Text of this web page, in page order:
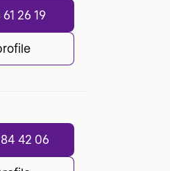
26 19
42 06